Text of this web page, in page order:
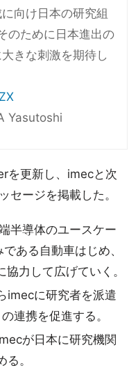
向け日本の研究組
のために日本進出の
きな刺激を期待し
Yasutoshi
を更新し、imecと次
セージを掲載した。
半導体のユースケー
ある自動車はじめ、
力して広げていく。
imecに研究者を派遣
連携を促進する。
が日本に研究機関
。